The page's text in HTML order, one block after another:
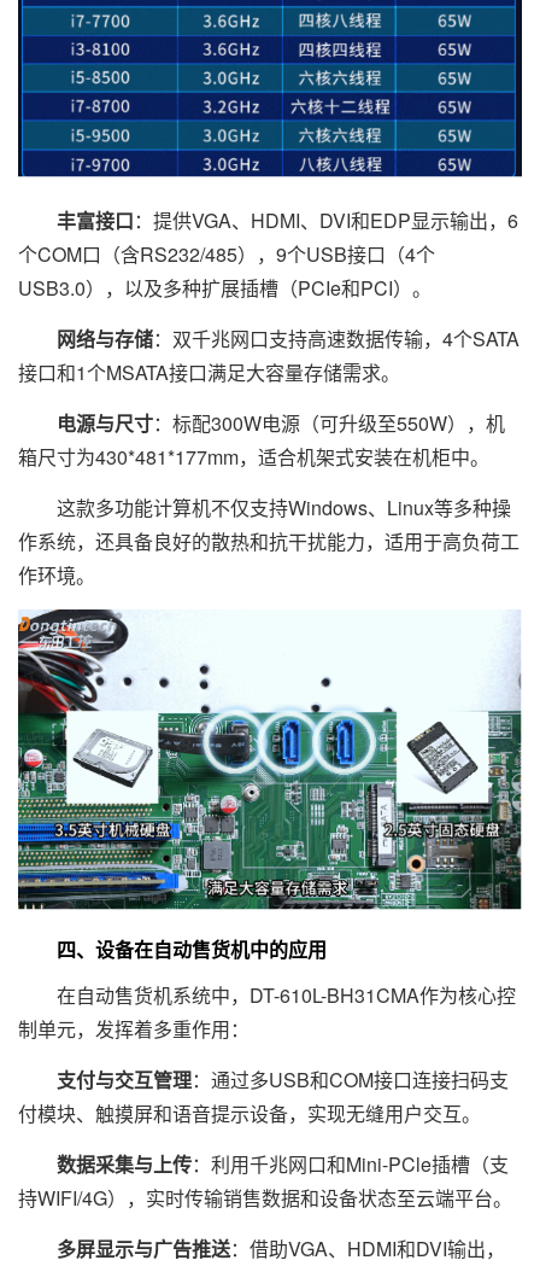
丰富接口：提供VGA、HDMI、DVI和EDP显示输出，6
个COM口（含RS232/485），9个USB接口（4个
USB3.0），以及多种扩展插槽（PCIe和PCI）。
网络与存储：双千兆网口支持高速数据传输，4个SATA
接口和1个MSATA接口满足大容量存储需求。
电源与尺寸：标配300W电源（可升级至550W），机
箱尺寸为430*481*177mm，适合机架式安装在机柜中。
这款多功能计算机不仅支持Windows、Linux等多种操
作系统，还具备良好的散热和抗干扰能力，适用于高负荷工
作环境。
四、设备在自动售货机中的应用
在自动售货机系统中，DT-610L-BH31CMA作为核心控
制单元，发挥着多重作用：
支付与交互管理：通过多USB和COM接口连接扫码支
付模块、触摸屏和语音提示设备，实现无缝用户交互。
数据采集与上传：利用千兆网口和Mini-PCle插槽（支
持WIFI/4G），实时传输销售数据和设备状态至云端平台。
多屏显示与广告推送：借助VGA、HDMI和DVI输出，